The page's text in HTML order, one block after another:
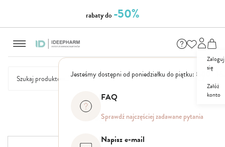
rabaty do -50%
do
treści
Jesteśmy dostępni od poniedziałku do piątku: 8.00 -
FAQ
Sprawdź najczęściej zadawane pytania
Napisz e-mail
Zaloguj
się
Załóż
konto
NASZE
Logowanie